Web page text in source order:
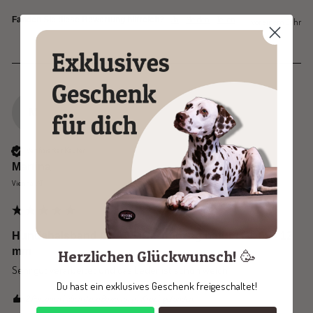
Fanden Sie diese Bewertung hilfreich? vor einem Jahr
Martina
Vienna, AT
Hundehalsband CLASSIC Rundzug natur / Gr. 65 - 12
mm
Sehr gut verarbeitet und das Leder ist schön weich
Herzlichen Glückwunsch! 🥳
Du hast ein exklusives Geschenk freigeschaltet!